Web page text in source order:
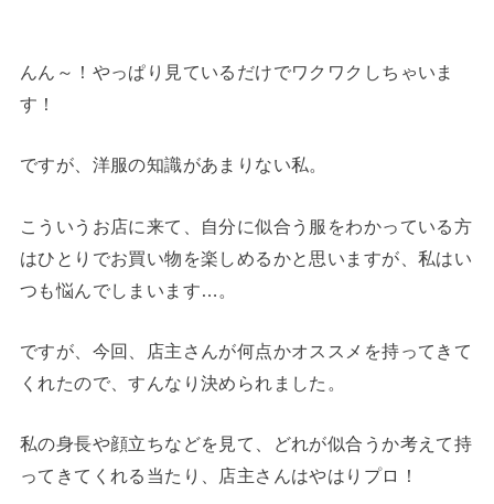
んん～！やっぱり見ているだけでワクワクしちゃいま
す！
ですが、洋服の知識があまりない私。
こういうお店に来て、自分に似合う服をわかっている方
はひとりでお買い物を楽しめるかと思いますが、私はい
つも悩んでしまいます…。
ですが、今回、店主さんが何点かオススメを持ってきて
くれたので、すんなり決められました。
私の身長や顔立ちなどを見て、どれが似合うか考えて持
ってきてくれる当たり、店主さんはやはりプロ！